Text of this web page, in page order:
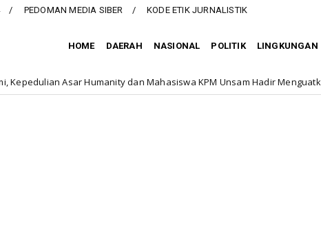
PEDOMAN MEDIA SIBER KODE ETIK JURNALISTIK
HOME DAERAH NASIONAL POLITIK LINGKUNGAN
dan Mahasiswa KPM Unsam Hadir Menguatkan Harapan Santri